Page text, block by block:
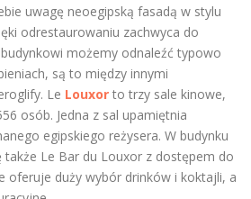
uwagę neoegipską fasadą w stylu
odrestaurowaniu zachwyca do
możemy odnaleźć typowo
są to między innymi
Le Louxor to trzy sale kinowe,
osób. Jedna z sal upamiętnia
egipskiego reżysera. W budynku
także Le Bar du Louxor z dostępem do
oferuje duży wybór drinków i koktajli, a